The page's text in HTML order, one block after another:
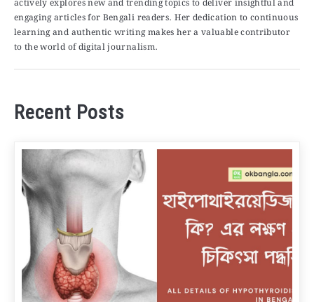
actively explores new and trending topics to deliver insightful and
engaging articles for Bengali readers. Her dedication to continuous
learning and authentic writing makes her a valuable contributor
to the world of digital journalism.
Recent Posts